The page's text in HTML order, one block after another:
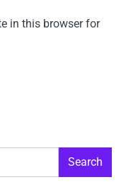
in this browser for
Search